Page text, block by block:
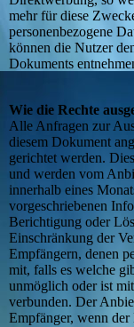
mehr für diese
personenbezogene
können die Nutzer
Dokuments
Wie die Rechte
Alle Anfragen zur
diesem Dokument
gerichtet werden.
und werden vom
innerhalb eines
vorgeschriebenen
Berichtigung oder
Einschränkung der
Empfängern, denen
mit, falls es welche
unmöglich oder ist
verbunden. Der
Empfänger, wenn